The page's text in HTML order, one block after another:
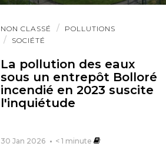
NON CLASSÉ
POLLUTIONS
SOCIÉTÉ
La pollution des eaux
sous un entrepôt Bolloré
incendié en 2023 suscite
l'inquiétude
30 Jan 2026 < 1 minute
Lire
l'article